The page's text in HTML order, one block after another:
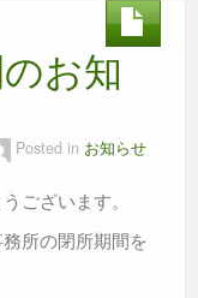
お知
Posted in お知らせ
ございます。
所の閉所期間を